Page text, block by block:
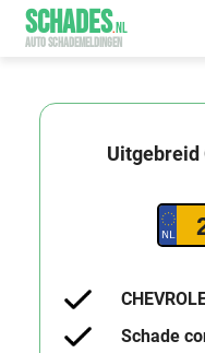
SCHADES.NL
AUTO SCHADEMELDINGEN
Uitgebreid
Schade